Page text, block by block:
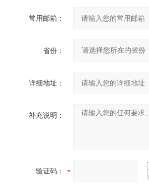
常用邮箱：
省份：
详细地址：
补充说明：
验证码：